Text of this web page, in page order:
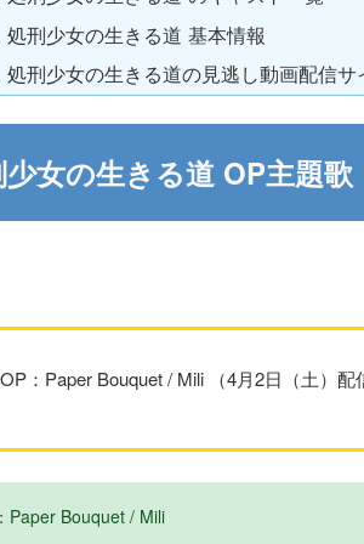
処刑少女の生きる道 基本情報
処刑少女の生きる道の見逃し動画配信サ
女の生きる道 OP主題
OP：Paper Bouquet / Mili （4月2日（土）配
Paper Bouquet / Mili